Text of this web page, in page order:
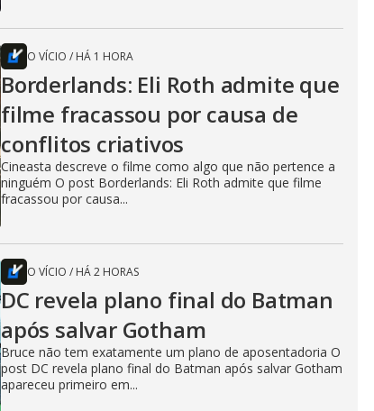
O VÍCIO / HÁ 1 HORA
Borderlands: Eli Roth admite que
filme fracassou por causa de
conflitos criativos
Cineasta descreve o filme como algo que não pertence a
ninguém O post Borderlands: Eli Roth admite que filme
fracassou por causa...
O VÍCIO / HÁ 2 HORAS
DC revela plano final do Batman
após salvar Gotham
Bruce não tem exatamente um plano de aposentadoria O
post DC revela plano final do Batman após salvar Gotham
apareceu primeiro em...